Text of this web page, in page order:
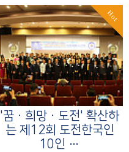
Hot
'꿈ㆍ희망ㆍ도전' 확산하
는 제12회 도전한국인
10인 …